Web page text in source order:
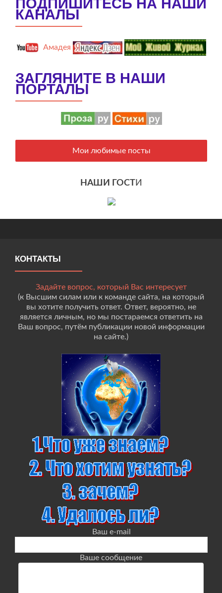
ПОДПИШИТЕСЬ НА НАШИ
КАНАЛЫ
Амадея
ЗАГЛЯНИТЕ В НАШИ
ПОРТАЛЫ
Мои любимые посты
НАШИ ГОСТИ
КОНТАКТЫ
Задайте вопрос, который Вас интересует
(к Высшим силам или к команде сайта, на который
вы хотите получить ответ. Ответ, вероятно, не
является личным, но мы постараемся ответить на
Ваш вопрос, путём публикации новой информации
на сайте.)
Ваш e-mail
Ваше сообщение